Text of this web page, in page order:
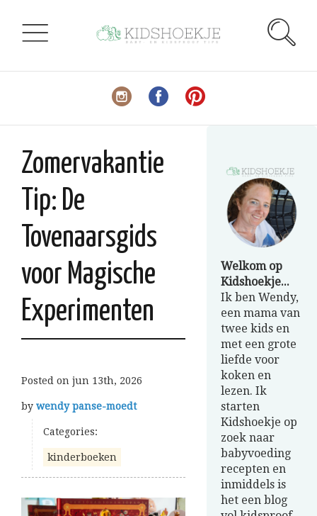
Zomervakantie
Tip: De
Tovenaarsgids
voor Magische
Experimenten
Posted on jun 13th, 2026
by wendy panse-moedt
Categories:
kinderboeken
Welkom op
Kidshoekje...
Ik ben Wendy,
een mama van
twee kids en
met een grote
liefde voor
koken en
lezen. Ik
starten
Kidshoekje op
zoek naar
babyvoeding
recepten en
inmiddels is
het een blog